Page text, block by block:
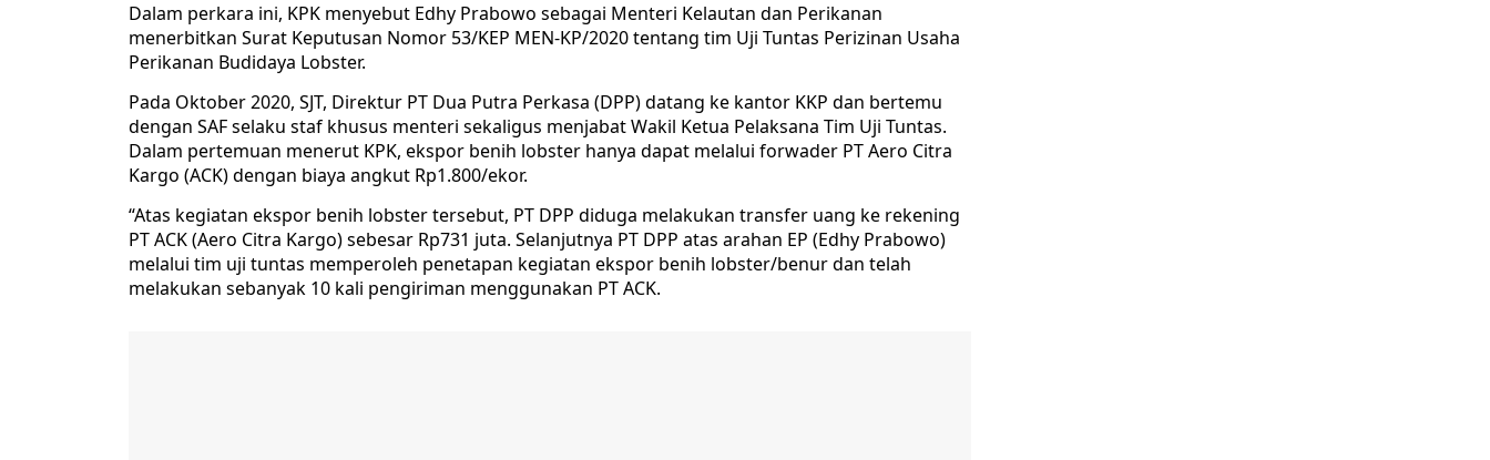
Dalam perkara ini, KPK menyebut Edhy Prabowo sebagai Menteri Kelautan dan Perikanan
menerbitkan Surat Keputusan Nomor 53/KEP MEN-KP/2020 tentang tim Uji Tuntas Perizinan Usaha
Perikanan Budidaya Lobster.
Pada Oktober 2020, SJT, Direktur PT Dua Putra Perkasa (DPP) datang ke kantor KKP dan bertemu
dengan SAF selaku staf khusus menteri sekaligus menjabat Wakil Ketua Pelaksana Tim Uji Tuntas.
Dalam pertemuan menerut KPK, ekspor benih lobster hanya dapat melalui forwader PT Aero Citra
Kargo (ACK) dengan biaya angkut Rp1.800/ekor.
“Atas kegiatan ekspor benih lobster tersebut, PT DPP diduga melakukan transfer uang ke rekening
PT ACK (Aero Citra Kargo) sebesar Rp731 juta. Selanjutnya PT DPP atas arahan EP (Edhy Prabowo)
melalui tim uji tuntas memperoleh penetapan kegiatan ekspor benih lobster/benur dan telah
melakukan sebanyak 10 kali pengiriman menggunakan PT ACK.